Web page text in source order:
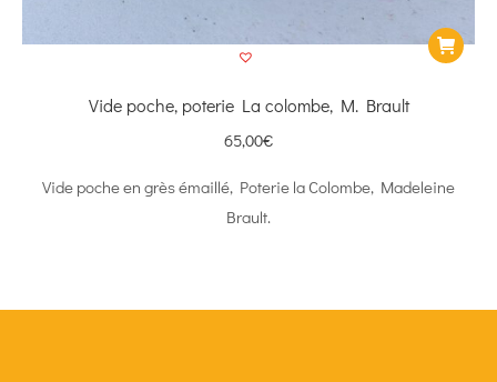
Vide poche, poterie La colombe, M. Brault
65,00€
Vide poche en grès émaillé, Poterie la Colombe, Madeleine
Brault.